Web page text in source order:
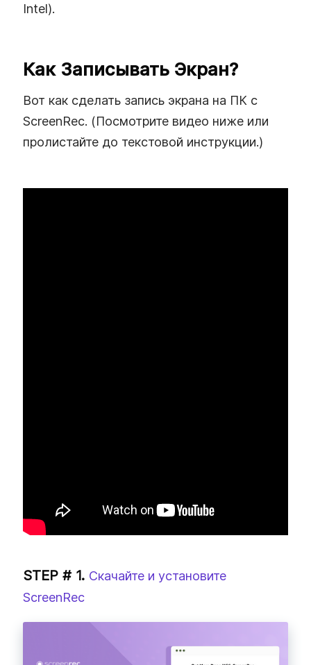
Intel).
Как Записывать Экран?
Вот как сделать запись экрана на ПК с
ScreenRec. (Посмотрите видео ниже или
пролистайте до текстовой инструкции.)
Скачайте и установите
ScreenRec